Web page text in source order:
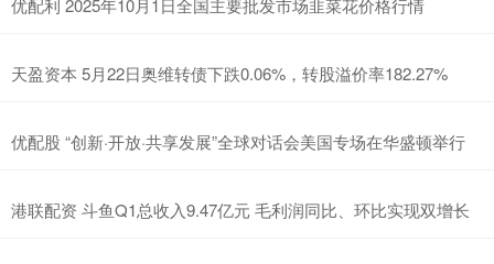
优配利 2025年10月1日全国主要批发市场韭菜花价格行情
天盈资本 5月22日奥维转债下跌0.06%，转股溢价率182.27%
优配股 “创新·开放·共享发展”全球对话会美国专场在华盛顿举行
港联配资 斗鱼Q1总收入9.47亿元 毛利润同比、环比实现双增长